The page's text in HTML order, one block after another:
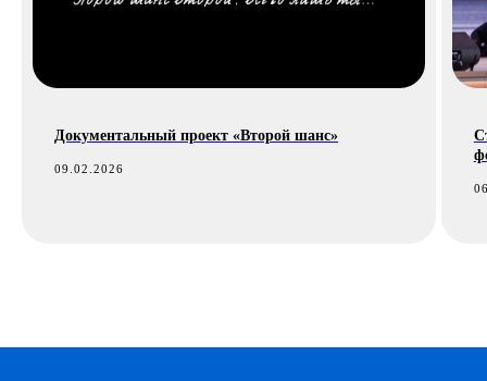
Документальный проект «Второй шанс»
09.02.2026